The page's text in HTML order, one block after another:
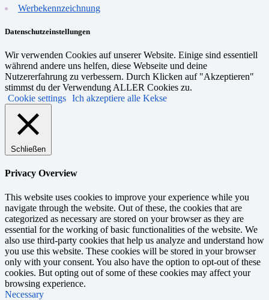
Werbekennzeichnung
Datenschutzeinstellungen
Wir verwenden Cookies auf unserer Website. Einige sind essentiell
während andere uns helfen, diese Webseite und deine
Nutzererfahrung zu verbessern. Durch Klicken auf "Akzeptieren"
stimmst du der Verwendung ALLER Cookies zu.
Cookie settings Ich akzeptiere alle Kekse
Schließen
Privacy Overview
This website uses cookies to improve your experience while you
navigate through the website. Out of these, the cookies that are
categorized as necessary are stored on your browser as they are
essential for the working of basic functionalities of the website. We
also use third-party cookies that help us analyze and understand how
you use this website. These cookies will be stored in your browser
only with your consent. You also have the option to opt-out of these
cookies. But opting out of some of these cookies may affect your
browsing experience.
Necessary